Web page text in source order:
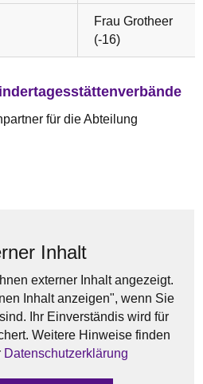
Frau Grotheer
(-16)
für die Abteilung
Inhalt
externer Inhalt angezeigt.
Inhalt anzeigen", wenn Sie
Ihr Einverständis wird für
Weitere Hinweise finden
Datenschutzerklärung